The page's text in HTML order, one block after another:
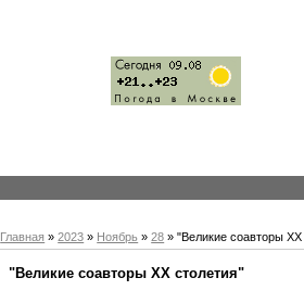
Главная »2023 » Ноябрь » 28 » "Великие соавторы XX
"Великие соавторы XX столетия"